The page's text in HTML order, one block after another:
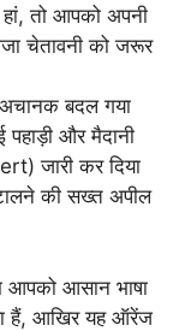
तो आपको अपनी
चेतावनी को जरूर
अचानक बदल गया
और मैदानी
जारी कर दिया
की सख्त अपील
आपको आसान भाषा
हैं, आखिर यह ऑरेंज